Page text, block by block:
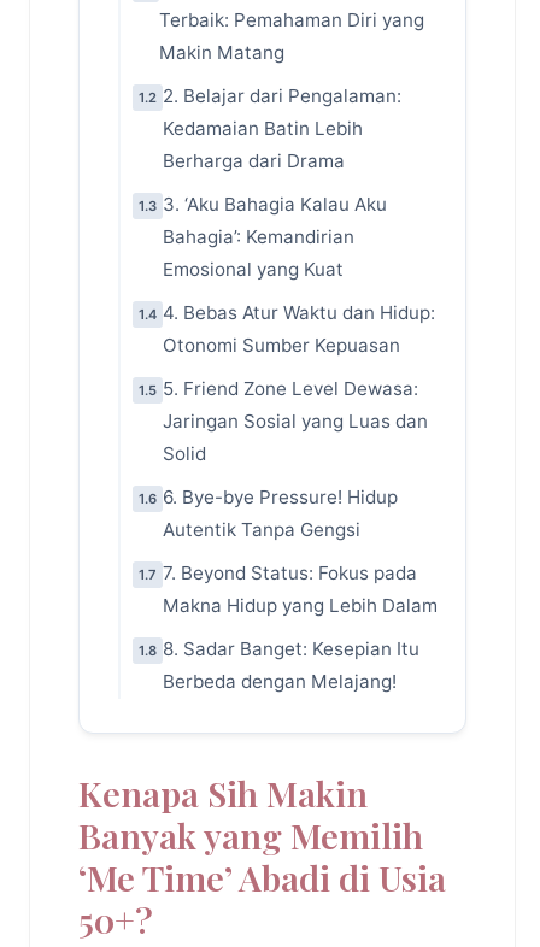
Terbaik: Pemahaman Diri yang
Makin Matang
1.2 2. Belajar dari Pengalaman:
Kedamaian Batin Lebih
Berharga dari Drama
1.3 3. ‘Aku Bahagia Kalau Aku
Bahagia’: Kemandirian
Emosional yang Kuat
1.4 4. Bebas Atur Waktu dan Hidup:
Otonomi Sumber Kepuasan
1.5 5. Friend Zone Level Dewasa:
Jaringan Sosial yang Luas dan
Solid
1.6 6. Bye-bye Pressure! Hidup
Autentik Tanpa Gengsi
1.7 7. Beyond Status: Fokus pada
Makna Hidup yang Lebih Dalam
1.8 8. Sadar Banget: Kesepian Itu
Berbeda dengan Melajang!
Kenapa Sih Makin
Banyak yang Memilih
‘Me Time’ Abadi di Usia
50+?